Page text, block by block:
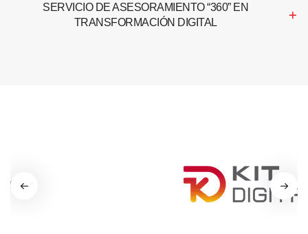
SERVICIO DE ASESORAMIENTO “360” EN
TRANSFORMACIÓN DIGITAL